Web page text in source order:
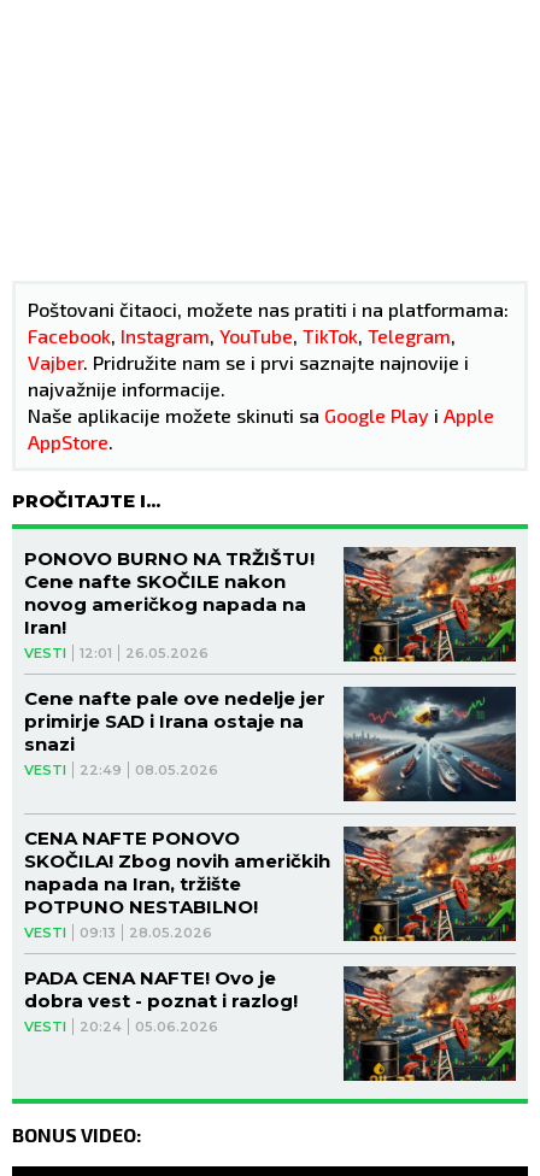
Poštovani čitaoci, možete nas pratiti i na platformama:
Facebook Instagram YouTube TikTok Telegram
Vajber. Pridružite nam se i prvi saznajte najnovije i
najvažnije informacije.
Naše aplikacije možete skinuti sa Google Play i Apple
AppStore
PROČITAJTE I...
VESTI 12:01 26.05.2026
PONOVO BURNO NA TRŽIŠTU!
Cene nafte SKOČILE nakon
novog američkog napada na
Iran!
VESTI 22:49 08.05.2026
Cene nafte pale ove nedelje jer
primirje SAD i Irana ostaje na
snazi
VESTI 09:13 28.05.2026
CENA NAFTE PONOVO
SKOČILA! Zbog novih američkih
napada na Iran, tržište
POTPUNO NESTABILNO!
VESTI 20:24 05.06.2026
PADA CENA NAFTE! Ovo je
dobra vest - poznat i razlog!
BONUS VIDEO: